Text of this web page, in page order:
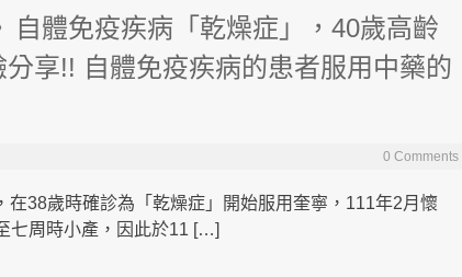
自體免疫疾病「乾燥症」，40歲高齡
享!! 自體免疫疾病的患者服用中藥的
0 Comments
在38歲時確診為「乾燥症」開始服用奎寧，111年2月懷
七周時小產，因此於11 […]